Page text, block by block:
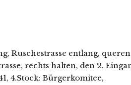
Ruschestrasse entlang,
rechts halten, den 2.
4.Stock: Bürgerkomitee,